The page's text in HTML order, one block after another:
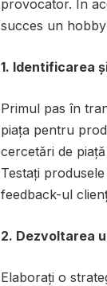
provocator. În
succes un
1. Identificarea
Primul pas în
piața pentru
cercetări de
Testați
feedback-ul
2. Dezvoltarea
Elaborați o